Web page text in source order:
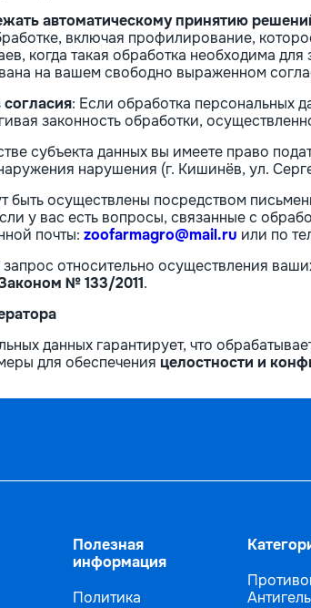
автоматическому принятию
включая профилирование,
когда такая обработка необходима
на вашем свободно выраженном
: Если обработка персональных
законность обработки,
субъекта данных вы имеете право
нарушения (г. Кишинёв, ул.
быть осуществлены посредством
у вас есть вопросы, связанные с
почты: zoofarmagro@mail.ru или по
относительно осуществления
№ 133/2011.
данных гарантирует, что
для обеспечения целостности и
Полезная
информация
Политика